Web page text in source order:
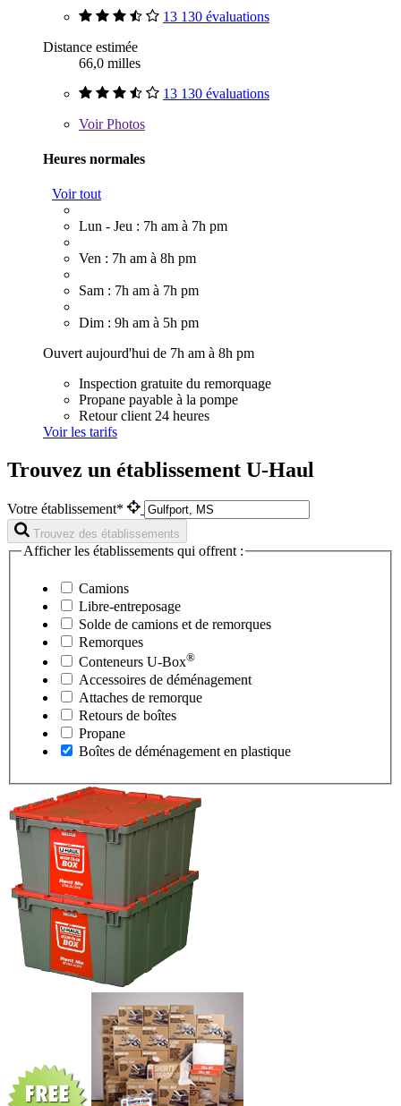
13 130 évaluations
Distance estimée
66,0 milles
13 130 évaluations
VoirPhotos
Heures normales
Voir tout
Lun - Jeu : 7h am à 7h pm
Ven : 7h am à 8h pm
Sam : 7h am à 7h pm
Dim : 9h am à 5h pm
Ouvert aujourd'hui de 7h am à 8h pm
Inspection gratuite du remorquage
Propane payable à la pompe
Retour client 24 heures
Voir les tarifs
Trouvez un établissement U-Haul
Votre établissement*
Trouvez des établissements
Afficher les établissements qui offrent :
Camions
Libre-entreposage
Solde de camions et de remorques
Remorques
Conteneurs U-Box®
Accessoires de déménagement
Attaches de remorque
Retours de boîtes
Propane
Boîtes de déménagement en plastique